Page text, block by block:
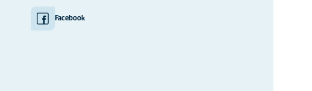
Facebook